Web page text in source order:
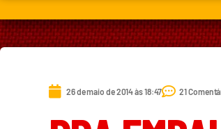
26 de maio de 2014 às 18:47 21